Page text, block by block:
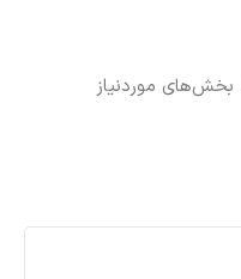
بخش‌های موردنیاز